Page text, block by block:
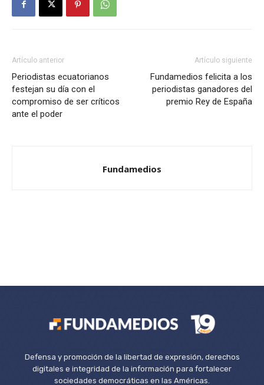
Artículo anterior
Periodistas ecuatorianos
festejan su día con el
compromiso de ser críticos
ante el poder
Artículo siguiente
Fundamedios felicita a los
periodistas ganadores del
premio Rey de España
Fundamedios
Defensa y promoción de la libertad de expresión, derechos
digitales e integridad de la información para fortalecer
sociedades democráticas en las Américas.